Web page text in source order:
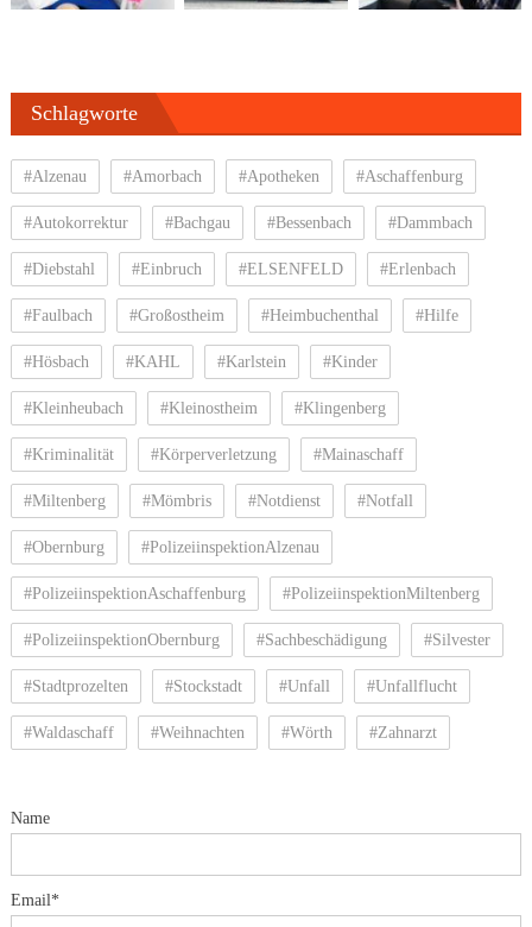
Schlagworte
#Alzenau #Amorbach #Apotheken #Aschaffenburg
#Autokorrektur #Bachgau #Bessenbach #Dammbach
#Diebstahl #Einbruch #ELSENFELD #Erlenbach
#Faulbach #Großostheim #Heimbuchenthal #Hilfe
#Hösbach #KAHL #Karlstein #Kinder
#Kleinheubach #Kleinostheim #Klingenberg
#Kriminalität #Körperverletzung #Mainaschaff
#Miltenberg #Mömbris #Notdienst #Notfall
#Obernburg #PolizeiinspektionAlzenau
#PolizeiinspektionAschaffenburg #PolizeiinspektionMiltenberg
#PolizeiinspektionObernburg #Sachbeschädigung #Silvester
#Stadtprozelten #Stockstadt #Unfall #Unfallflucht
#Waldaschaff #Weihnachten #Wörth #Zahnarzt
Name
Email*